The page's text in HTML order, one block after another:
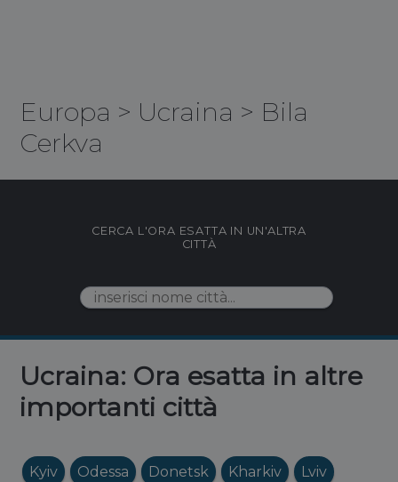
Europa > Ucraina > Bila
Cerkva
CERCA L'ORA ESATTA IN UN'ALTRA
CITTÀ
Ucraina: Ora esatta in altre
importanti città
Kyiv Odessa Donetsk Kharkiv Lviv